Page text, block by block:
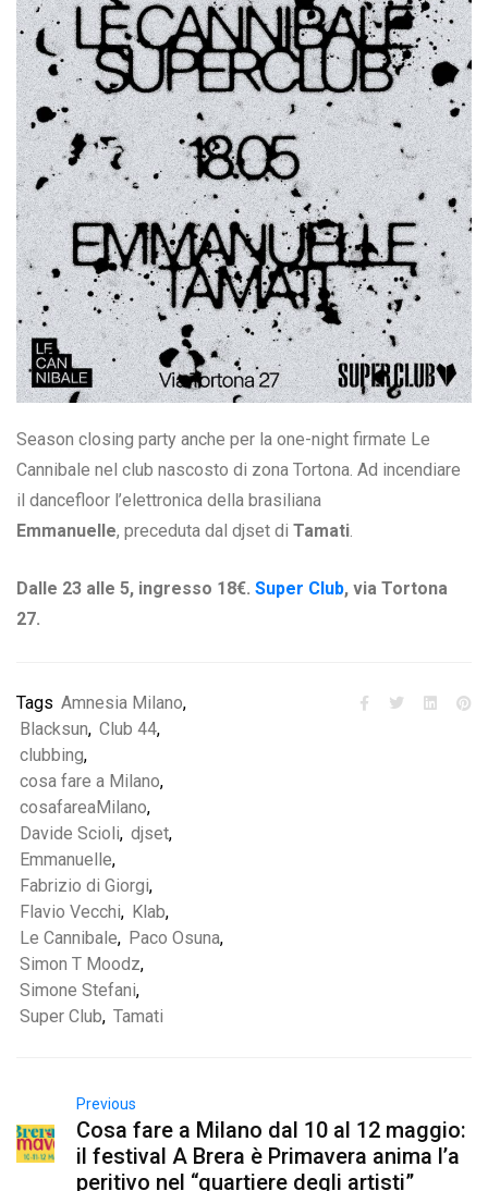
Season closing party anche per la one-night firmate Le
Cannibale nel club nascosto di zona Tortona. Ad incendiare
il dancefloor l’elettronica della brasiliana
Emmanuelle, preceduta dal djset di Tamati
Dalle 23 alle 5, ingresso 18€. Super Club, via Tortona
27.
Tags Amnesia Milano,
Blacksun, Club 44,
clubbing,
cosa fare a Milano,
cosafareaMilano,
Davide Scioli, djset,
Emmanuelle,
Fabrizio di Giorgi,
Flavio Vecchi, Klab,
Le Cannibale, Paco Osuna,
Simon T Moodz,
Simone Stefani,
Super Club, Tamati
Previous
Cosa fare a Milano dal 10 al 12 maggio:
il festival A Brera è Primavera anima l’a
peritivo nel “quartiere degli artisti”